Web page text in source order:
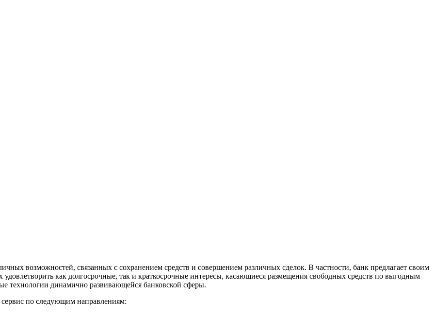
возможностей, связанных с сохранением средств и совершением различных сделок. В частности, банк предлагает своим
как долгосрочные, так и краткосрочные интересы, касающиеся размещения свободных средств по выгодным
технологии динамично развивающейся банковской сферы.
по следующим направлениям: